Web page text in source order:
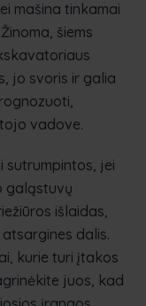
mašina tinkamai
šiems
jo svoris ir galia
vadove.
jei
galąstuvų
išlaidas,
dalis.
kurie turi įtakos
juos, kad